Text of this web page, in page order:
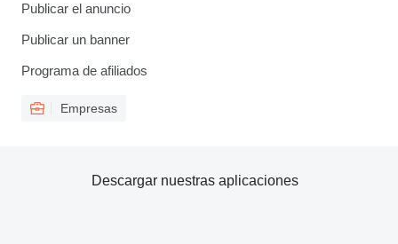
Publicar el anuncio
Publicar un banner
Programa de afiliados
Empresas
Descargar nuestras aplicaciones